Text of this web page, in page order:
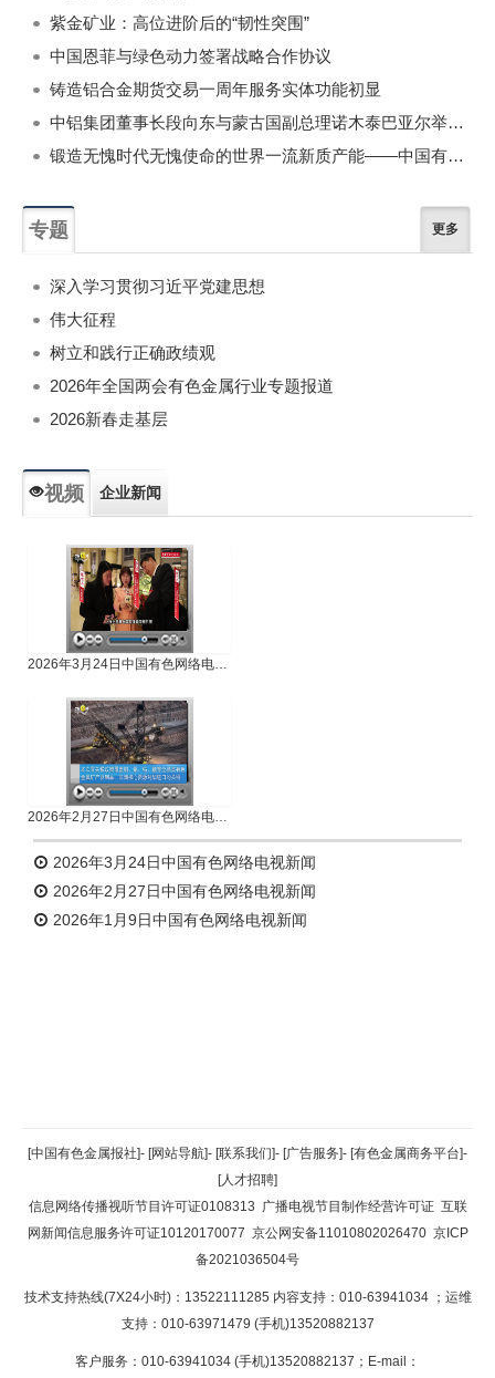
紫金矿业：高位进阶后的“韧性突围”
中国恩菲与绿色动力签署战略合作协议
铸造铝合金期货交易一周年服务实体功能初显
中铝集团董事长段向东与蒙古国副总理诺木泰巴亚尔举行会谈
锻造无愧时代无愧使命的世界一流新质产能——中国有色金属工业的战略应对与破局之道（二）
专题 更多
深入学习贯彻习近平党建思想
伟大征程
树立和践行正确政绩观
2026年全国两会有色金属行业专题报道
2026新春走基层
视频 企业新闻
2026年3月24日中国有色网络电视新闻
2026年2月27日中国有色网络电视新闻
2026年3月24日中国有色网络电视新闻
2026年2月27日中国有色网络电视新闻
2026年1月9日中国有色网络电视新闻
返回顶部
返回首页
[中国有色金属报社]- [网站导航]- [联系我们]- [广告服务]- [有色金属商务平台]-
[人才招聘]
信息网络传播视听节目许可证0108313 广播电视节目制作经营许可证 互联
网新闻信息服务许可证10120170077 京公网安备11010802026470 京ICP
备2021036504号
技术支持热线(7X24小时)：13522111285 内容支持：010-63941034 ；运维
支持：010-63971479 (手机)13520882137
客户服务：010-63941034 (手机)13520882137；E-mail：